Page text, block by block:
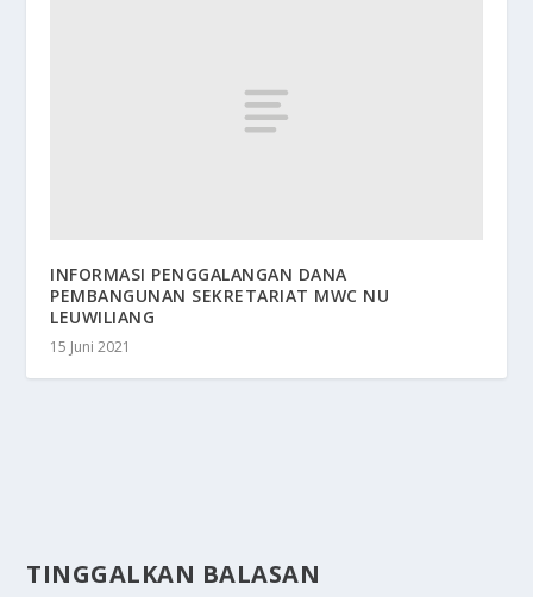
INFORMASI PENGGALANGAN DANA
PEMBANGUNAN SEKRETARIAT MWC NU
LEUWILIANG
15 Juni 2021
TINGGALKAN BALASAN